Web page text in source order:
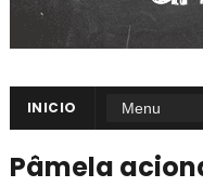
INICIO
Pâmela